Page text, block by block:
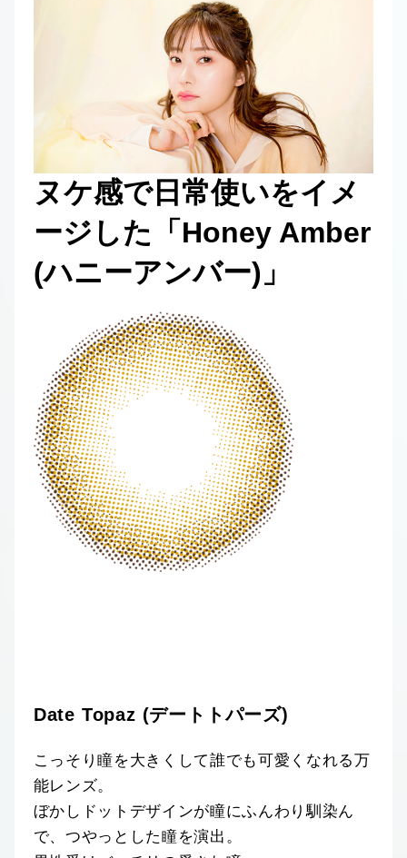
ヌケ感で日常使いをイメ
ージした「Honey Amber
(ハニーアンバー)」
Date Topaz (デートトパーズ)
こっそり瞳を大きくして誰でも可愛くなれる万
能レンズ。
ぼかしドットデザインが瞳にふんわり馴染ん
で、つやっとした瞳を演出。